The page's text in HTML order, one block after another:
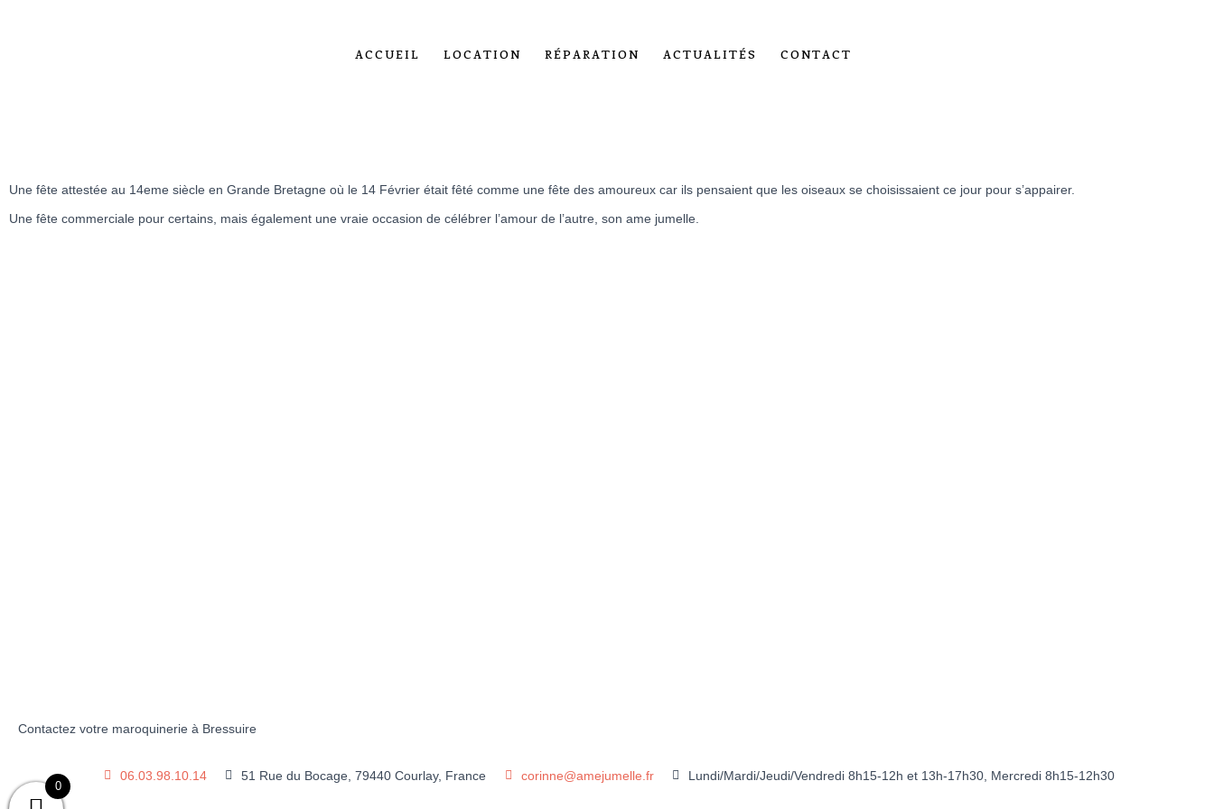
ACCUEIL LOCATION RÉPARATION ACTUALITÉS CONTACT
Une fête attestée au 14eme siècle en Grande Bretagne où le 14 Février était fêté comme une fête des amoureux car ils pensaient que les oiseaux se choisissaient ce jour pour s’appairer.
Une fête commerciale pour certains, mais également une vraie occasion de célébrer l’amour de l’autre, son ame jumelle.
Contactez votre maroquinerie à Bressuire
06.03.98.10.14 51 Rue du Bocage, 79440 Courlay, France corinne@amejumelle.fr Lundi/Mardi/Jeudi/Vendredi 8h15-12h et 13h-17h30, Mercredi 8h15-12h30
0